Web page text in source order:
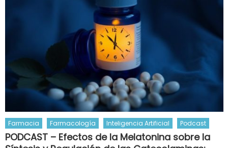
Farmacia Farmacología Inteligencia Artificial Podcast
PODCAST – Efectos de la Melatonina sobre la